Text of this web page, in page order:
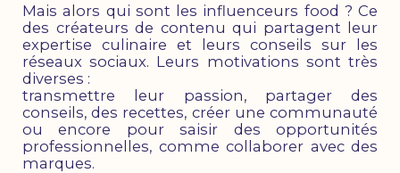
Mais alors qui sont les influenceurs food ? Ce
des créateurs de contenu qui partagent leur
expertise culinaire et leurs conseils sur les
réseaux sociaux. Leurs motivations sont très
diverses :
transmettre leur passion, partager des
conseils, des recettes, créer une communauté
ou encore pour saisir des opportunités
professionnelles, comme collaborer avec des
marques.